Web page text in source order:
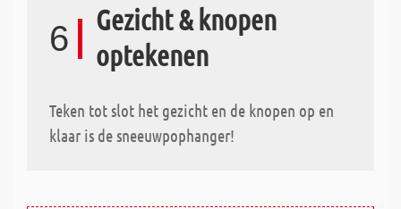
6
Gezicht & knopen
optekenen
Teken tot slot het gezicht en de knopen op en
klaar is de sneeuwpophanger!